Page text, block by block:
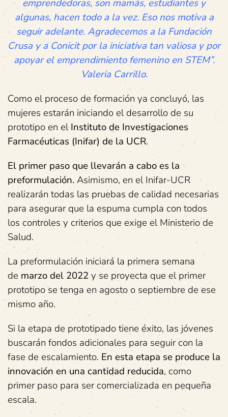
emprendedoras, son mamás, estudiantes y
algunas, hacen todo a la vez. Eso nos motiva a
seguir adelante. Agradecemos a la Fundación
Crusa y a Conicit por la iniciativa tan valiosa y por
apoyar el emprendimiento femenino en STEM”.
Valeria Carrillo.
Como el proceso de formación ya concluyó, las
mujeres estarán iniciando el desarrollo de su
prototipo en elInstituto de Investigaciones
Farmacéuticas (Inifar) de la UCR.
El primer paso que llevarán a cabo es la
preformulación. Asimismo, en el Inifar-UCR
realizarán todas las pruebas de calidad necesarias
para asegurar que la espuma cumpla con todos
los controles y criterios que exige el Ministerio de
Salud.
La preformulación iniciará la primera semana
de marzo del 2022 y se proyecta que el primer
prototipo se tenga en agosto o septiembre de ese
mismo año.
Si la etapa de prototipado tiene éxito, las jóvenes
buscarán fondos adicionales para seguir con la
fase de escalamiento. En esta etapa se produce la
innovación en una cantidad reducida, como
primer paso para ser comercializada en pequeña
escala.